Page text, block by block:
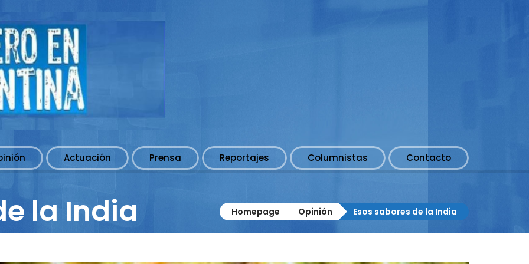
Actuación Prensa Reportajes Columnistas Contacto
la India Homepage Opinión Esos sabores de la India